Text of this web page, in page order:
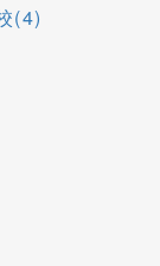
(4)